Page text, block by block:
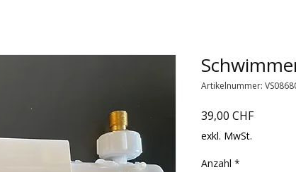
Artikelnummer:
39,00 CHFPreis
exkl. MwSt.
Anzahl *